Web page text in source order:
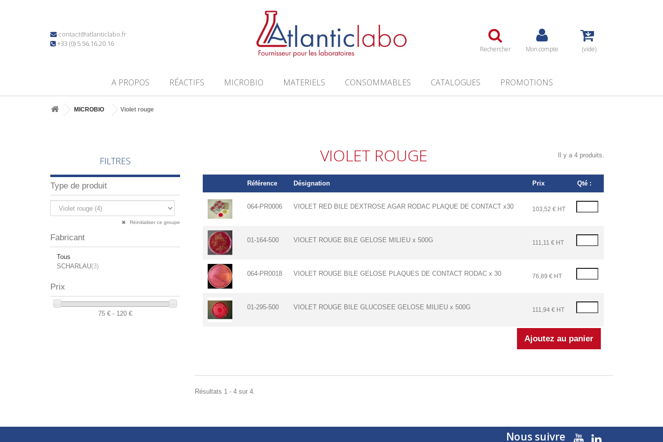
contact@atlanticlabo.fr
+33 (0) 5.56.16.20.16
Rechercher Mon compte (vide)
A PROPOS RÉACTIFS MICROBIO MATERIELS CONSOMMABLES CATALOGUES PROMOTIONS
MICROBIO Violet rouge
FILTRES
Type de produit
Réinitialiser ce groupe
Fabricant
Tous
SCHARLAU(3)
Prix
75 € - 120 €
VIOLET ROUGE Il y a 4 produits.
Référence Désignation Prix Qté :
064-PR0006 VIOLET RED BILE DEXTROSE AGAR RODAC PLAQUE DE CONTACT x30 103,52 € HT
01-164-500 VIOLET ROUGE BILE GELOSE MILIEU x 500G 111,11 € HT
064-PR0018 VIOLET ROUGE BILE GELOSE PLAQUES DE CONTACT RODAC x 30 76,89 € HT
01-295-500 VIOLET ROUGE BILE GLUCOSEE GELOSE MILIEU x 500G 111,94 € HT
Résultats 1 - 4 sur 4.
Nous suivre